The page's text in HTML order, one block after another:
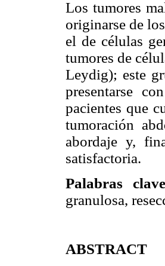
Los tumores
originarse de
el de células
tumores de
Leydig); este
presentarse
pacientes que
tumoración
abordaje y,
satisfactoria.
Palabras
granulosa,
ABSTRACT